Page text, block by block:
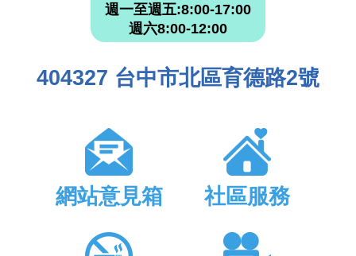
週一至週五:8:00-17:00
週六8:00-12:00
404327 台中市北區育德路2號
網站意見箱 社區服務